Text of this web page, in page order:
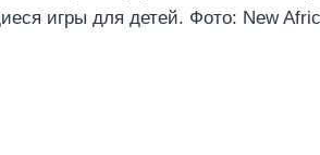
игры для детей. Фото: New